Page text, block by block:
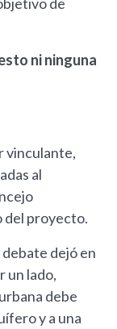
ni ninguna
vinculante,
al
del proyecto.
dejó en
un lado,
debe
y a una